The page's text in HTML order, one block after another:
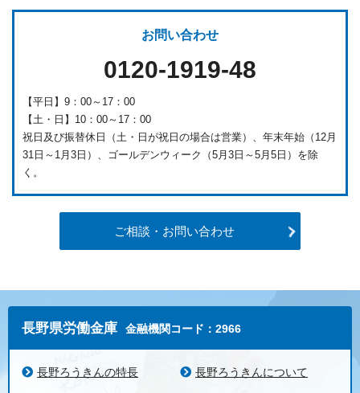
お問い合わせ
0120-1919-48
【平日】9：00～17：00
【土・日】10：00～17：00
祝日及び振替休日（土・日が祝日の場合は営業）、年末年始（12月
31日～1月3日）、ゴールデンウィーク（5月3日～5月5日）を除
く。
ご相談・お問い合わせ
長野県労働金庫 金融機関コード：2966
長野ろうきんの特長 長野ろうきんについて